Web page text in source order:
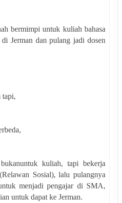
bermimpi untuk kuliah bahasa
Jerman dan pulang jadi dosen
tapi,
kuliah, tapi bekerja
Sosial), lalu pulangnya
menjadi pengajar di SMA,
untuk dapat ke Jerman.